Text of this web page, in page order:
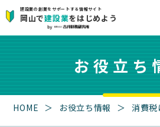
建設業の創業をサポートする情報サイト
岡山で建設業をはじめよう
お役立ち
HOME ＞ お役立ち情報 ＞ 消費税